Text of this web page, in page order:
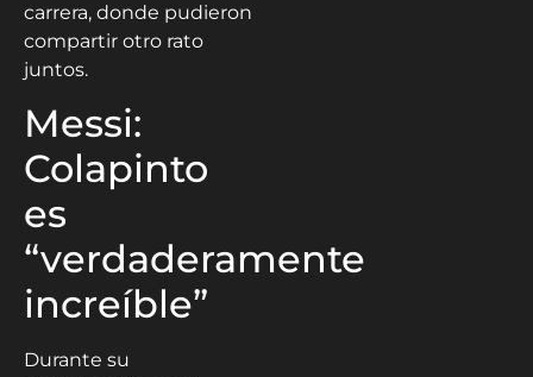
carrera, donde pudieron
compartir otro rato
juntos.
Messi:
Colapinto
es
“verdaderamente
increíble”
Durante su